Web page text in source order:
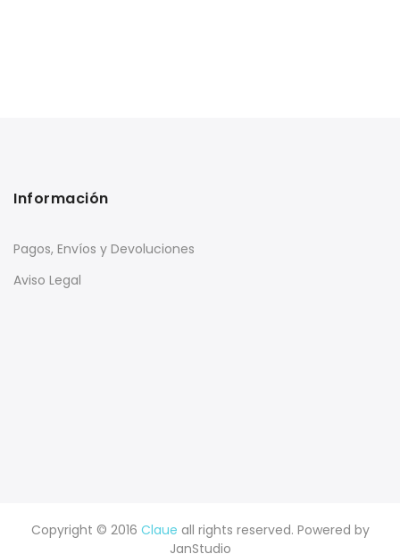
Información
Pagos, Envíos y Devoluciones
Aviso Legal
Copyright © 2016 Claue all rights reserved. Powered by
JanStudio